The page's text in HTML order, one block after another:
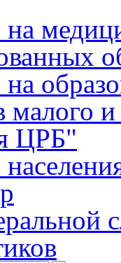
на
малого
ЦРБ"